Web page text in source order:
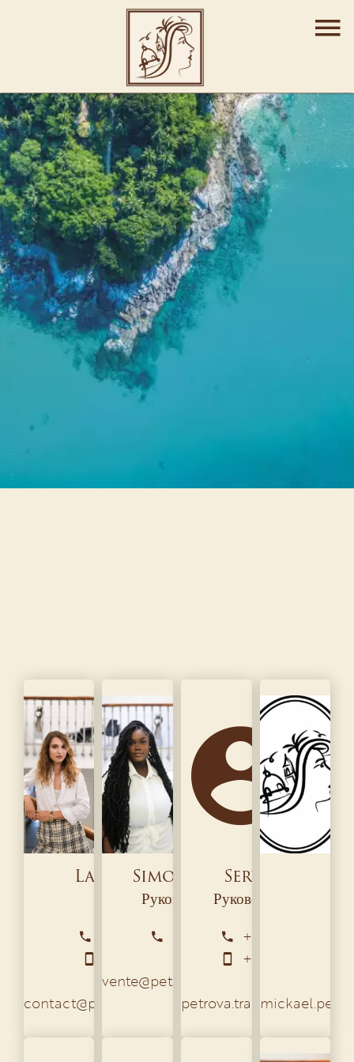
Laura PETROVA
Управляющий
+33 6 76 69 67 92
contact@petrovainvestissement.com
Simona KIMBEMBE
Руководитель агентства
+33 4 93 92 38 19
vente@petrovainvestissement.com
Service
Руководитель
+33 6 76 69 67
+33 6 76 69 67